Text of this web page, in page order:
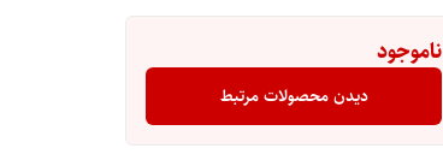
ناموجود
دیدن محصولات مرتبط